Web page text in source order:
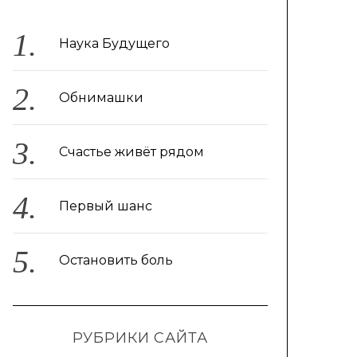
Наука Будущего
Обнимашки
Счастье живёт рядом
Первый шанс
Остановить боль
РУБРИКИ САЙТА